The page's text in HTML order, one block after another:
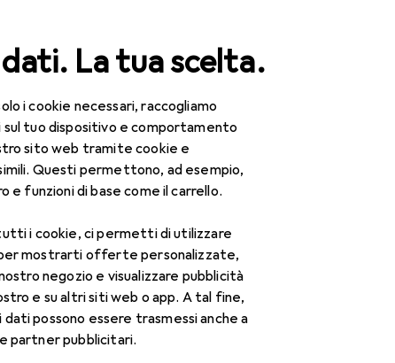
La tua scelta.
i cookie necessari, raccogliamo
sul tuo dispositivo e comportamento
sito web tramite cookie e
Questi permettono, ad esempio,
e funzioni di base come il carrello.
i cookie, ci permetti di utilizzare
mostrarti offerte personalizzate,
negozio e visualizzare pubblicità
e su altri siti web o app. A tal fine,
possono essere trasmessi anche a
partner pubblicitari.